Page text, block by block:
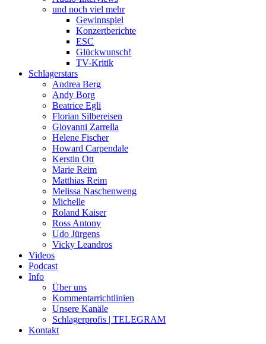
und noch viel mehr
Gewinnspiel
Konzertberichte
ESC
Glückwunsch!
TV-Kritik
Schlagerstars
Andrea Berg
Andy Borg
Beatrice Egli
Florian Silbereisen
Giovanni Zarrella
Helene Fischer
Howard Carpendale
Kerstin Ott
Marie Reim
Matthias Reim
Melissa Naschenweng
Michelle
Roland Kaiser
Ross Antony
Udo Jürgens
Vicky Leandros
Videos
Podcast
Info
Über uns
Kommentarrichtlinien
Unsere Kanäle
Schlagerprofis | TELEGRAM
Kontakt